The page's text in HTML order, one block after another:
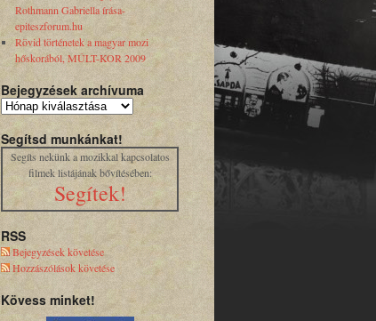
Rothmann Gabriella írása-
epiteszforum.hu
Rövid történetek a magyar mozi
hőskorából, MÚLT-KOR 2009
Bejegyzések archívuma
Segítsd munkánkat!
Segíts nekünk a mozikkal kapcsolatos
filmek listájának bővítésében:
Segítek!
RSS
Bejegyzések követése
Hozzászólások követése
Kövess minket!